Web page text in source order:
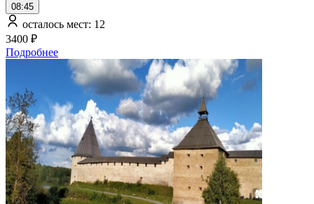
08:45
осталось мест: 12
3400 ₽
Подробнее